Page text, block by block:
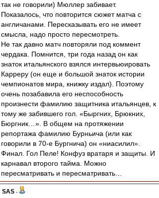
так не говорили) Мюллер забивает.
Показалось, что повторится сюжет матча с
англичанами. Пересказывать его не имеет
смысла, надо просто пересмотреть.
Не так давно матч повторяли под коммент
чердака. Помнится, три года назад он как
знаток итальянского взялся интервьюировать
Карреру (он еще и большой знаток истории
чемпионатов мира, книжку издал). Поэтому
очень позабавила его неспособность
произнести фамилию защитника итальянцев, к
тому же забившего гол. «Быргних, Брюкних,
Бюргник…». В общем на протяжении
репортажа фамилию Бурньича (или как
говорили в 70-е Бургнича) он «ниасилил».
Финал. Гол Пеле! Конфуз вратаря и защиты. И
карнавал второго тайма. Можно
пересматривать и пересматривать…
SAS -